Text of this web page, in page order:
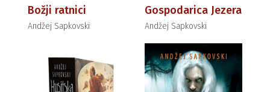
Božji ratnici
Andžej Sapkovski
Gospodarica Jezera
Andžej Sapkovski